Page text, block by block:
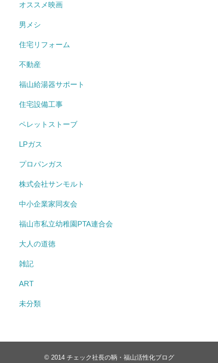
オススメ映画
男メシ
住宅リフォーム
不動産
福山給湯器サポート
住宅設備工事
ペレットストーブ
LPガス
プロパンガス
株式会社サンモルト
中小企業家同友会
福山市私立幼稚園PTA連合会
大人の道徳
雑記
ART
未分類
© 2014 チェック社長の鞆・福山活性化ブログ